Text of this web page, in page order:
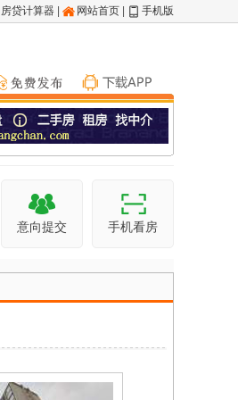
房贷计算器 网站首页 手机版
意向提交 手机看房